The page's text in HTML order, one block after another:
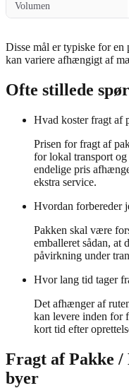
Volumen
Disse mål er typiske for en
kan variere afhængigt af
Ofte stillede
Hvad koster fragt af
Prisen for fragt af
for lokal transport
endelige pris
ekstra service.
Hvordan forbereder
Pakken skal være
emballeret sådan, at
påvirkning under
Hvor lang tid tager
Det afhænger af
kan levere inden for
kort tid efter
Fragt afPakke /
byer